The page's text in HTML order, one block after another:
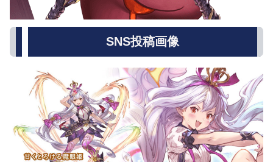
SNS投稿画像